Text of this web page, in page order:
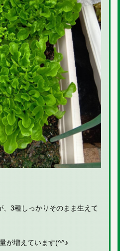
3種しっかりそのまま生えて
が増えています(^^♪